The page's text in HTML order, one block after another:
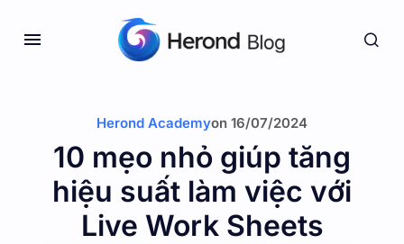
Herond Academyon 16/07/2024
10 mẹo nhỏ giúp tăng
hiệu suất làm việc với
Live Work Sheets